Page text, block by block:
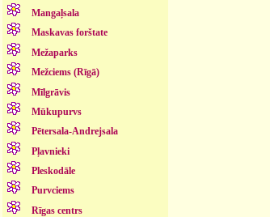
Mangaļsala
Maskavas forštate
Mežaparks
Mežciems (Rīgā)
Mīlgrāvis
Mūkupurvs
Pētersala-Andrejsala
Pļavnieki
Pleskodāle
Purvciems
Rīgas centrs